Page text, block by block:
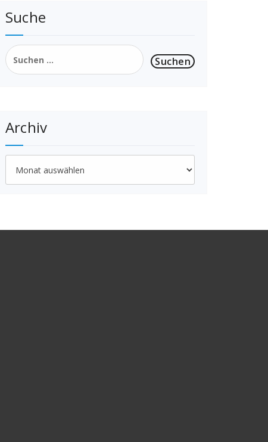
Suche
Suchen
nach:
Archiv